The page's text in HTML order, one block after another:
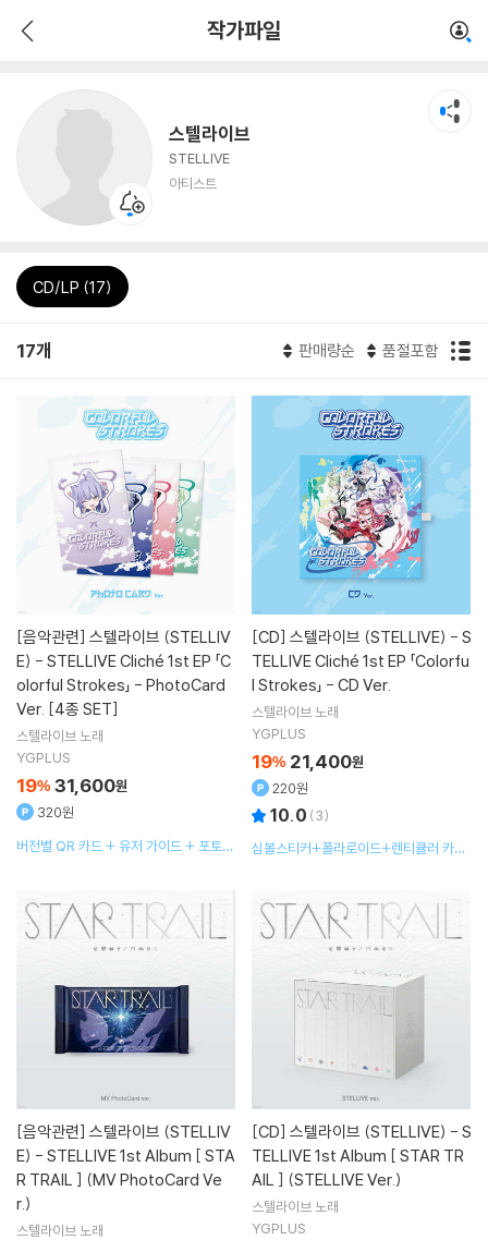
작가파일
스텔라이브
STELLIVE
아티스트
CD/LP (17)
17개 판매량순 품절포함
[음악관련] 스텔라이브 (STELLIV
E) - STELLIVE Cliché 1st EP 「C
olorful Strokes」 - PhotoCard
Ver. [4종 SET]
스텔라이브 노래
YGPLUS
19% 31,600원
320원
버전별 QR 카드 + 유저 가이드 + 포토카
[CD] 스텔라이브 (STELLIVE) - S
TELLIVE Cliché 1st EP 「Colorfu
l Strokes」 - CD Ver.
스텔라이브 노래
YGPLUS
19% 21,400원
220원
10.0 (3)
심볼스티커+폴라로이드+렌티큘러 카드
[음악관련] 스텔라이브 (STELLIV
E) - STELLIVE 1st Album [ STA
R TRAIL ] (MV PhotoCard Ve
r.)
스텔라이브 노래
[CD] 스텔라이브 (STELLIVE) - S
TELLIVE 1st Album [ STAR TR
AIL ] (STELLIVE Ver.)
스텔라이브 노래
YGPLUS